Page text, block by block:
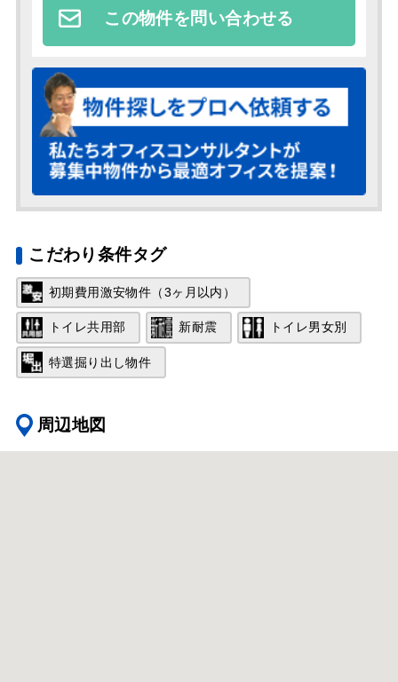
この物件を問い合わせる
こだわり条件タグ
初期費用激安物件（3ヶ月以内）
トイレ共用部 新耐震 トイレ男女別
特選掘り出し物件
周辺地図